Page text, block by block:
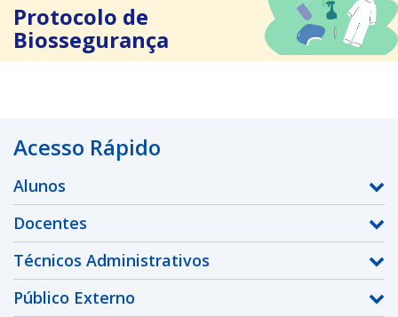
Protocolo de
Biossegurança
Acesso Rápido
Alunos
Docentes
Técnicos Administrativos
Público Externo